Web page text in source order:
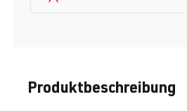
Produktbeschreibung